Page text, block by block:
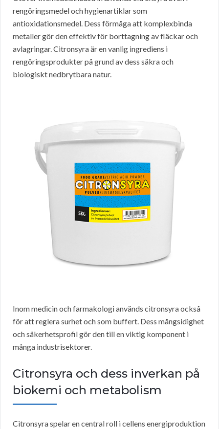
rengöringsmedel och hygienartiklar som
antioxidationsmedel. Dess förmåga att komplexbinda
metaller gör den effektiv för borttagning av fläckar och
avlagringar. Citronsyra är en vanlig ingrediens i
rengöringsprodukter på grund av dess säkra och
biologiskt nedbrytbara natur.
Inom medicin och farmakologi används citronsyra också
för att reglera surhet och som buffert. Dess mångsidighet
och säkerhetsprofil gör den till en viktig komponent i
många industrisektorer.
Citronsyra och dess inverkan på
biokemi och metabolism
Citronsyra spelar en central roll i cellens energiproduktion